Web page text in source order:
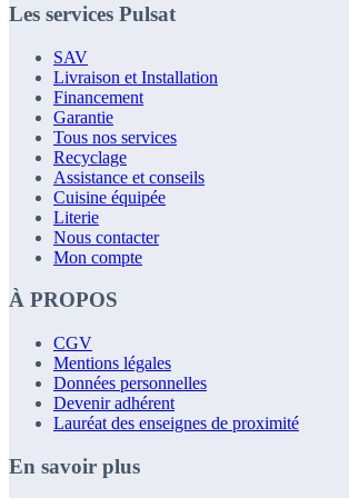
Les services Pulsat
SAV
Livraison et Installation
Financement
Garantie
Tous nos services
Recyclage
Assistance et conseils
Cuisine équipée
Literie
Nous contacter
Mon compte
À PROPOS
CGV
Mentions légales
Données personnelles
Devenir adhérent
Lauréat des enseignes de proximité
En savoir plus